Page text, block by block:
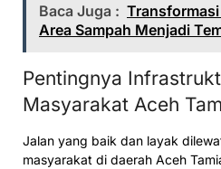
Baca Juga :
Area Sampah Menjadi
Pentingnya
Masyarakat Aceh
Jalan yang baik dan layak
masyarakat di daerah Aceh